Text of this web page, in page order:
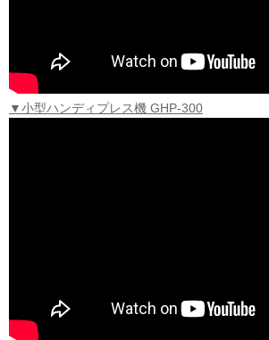
▼小型ハンディプレス機 GHP-300